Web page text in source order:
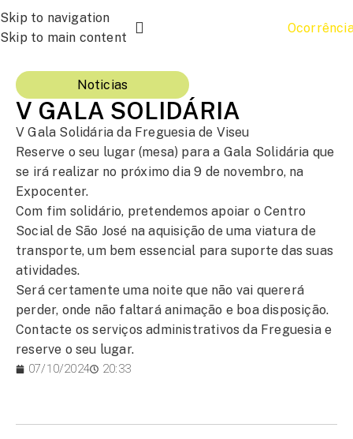
Skip to navigation
Skip to main content
Noticias
V GALA SOLIDÁRIA
V Gala Solidária da Freguesia de Viseu
Reserve o seu lugar (mesa) para a Gala Solidária que
se irá realizar no próximo dia 9 de novembro, na
Expocenter.
Com fim solidário, pretendemos apoiar o Centro
Social de São José na aquisição de uma viatura de
transporte, um bem essencial para suporte das suas
atividades.
Será certamente uma noite que não vai quererá
perder, onde não faltará animação e boa disposição.
Contacte os serviços administrativos da Freguesia e
reserve o seu lugar.
07/10/2024 20:33